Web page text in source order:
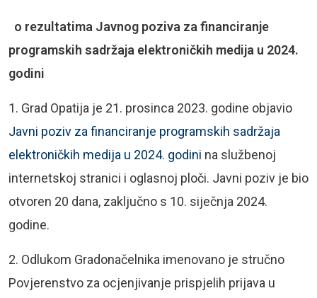
o rezultatima Javnog poziva za financiranje
programskih sadržaja elektroničkih medija u 2024.
godini
1. Grad Opatija je 21. prosinca 2023. godine objavio
Javni poziv za financiranje programskih sadržaja
elektroničkih medija u 2024. godini na službenoj
internetskoj stranici i oglasnoj ploči. Javni poziv je bio
otvoren 20 dana, zaključno s 10. siječnja 2024.
godine.
2. Odlukom Gradonačelnika imenovano je stručno
Povjerenstvo za ocjenjivanje prispjelih prijava u